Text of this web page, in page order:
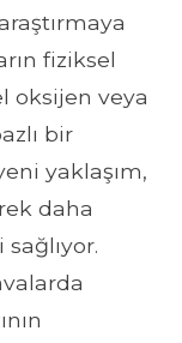
fiziksel
oksijen veya
bir
yaklaşım,
daha